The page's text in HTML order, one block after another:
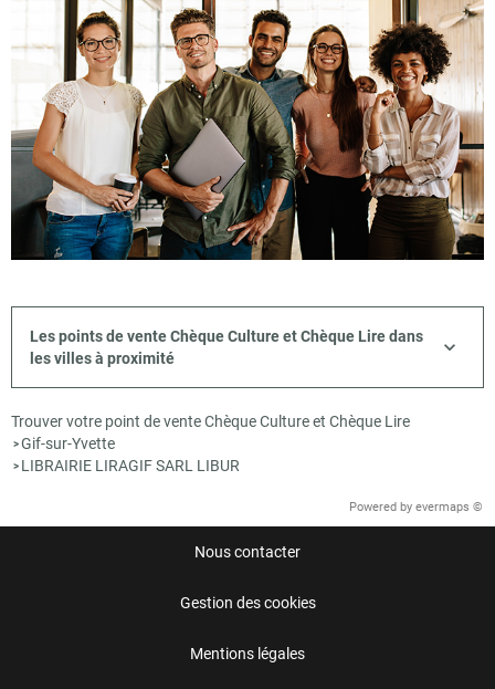
Les points de vente Chèque Culture et Chèque Lire dans
les villes à proximité
Trouver votre point de vente Chèque Culture et Chèque Lire
>Gif-sur-Yvette
> LIBRAIRIE LIRAGIF SARL LIBUR
Powered by evermaps ©
Nous contacter
Gestion des cookies
Mentions légales